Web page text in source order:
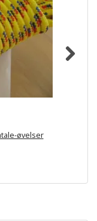
øvelser